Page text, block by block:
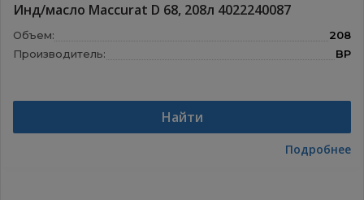
Инд/масло Maccurat D 68, 208л 4022240087
Объем:
208
Производитель:
BP
Найти
Подробнее